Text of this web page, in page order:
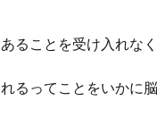
ることを受け入れなく
るってことをいかに